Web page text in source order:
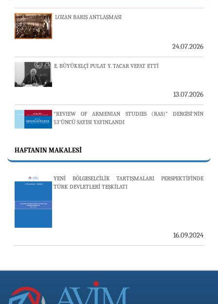
"REVIEW OF ARMENIAN STUDIES (RAS)" DERGİSİ'NİN
KURULUŞUNU KONUK ETTİ
HAFTANIN MAKALESI
YENİ BÖLGESELCİLİK TARTIŞMALARI PERSPEKTİFİNDE
TÜRK DEVLETLERİ TEŞKİLATI
16.09.2024